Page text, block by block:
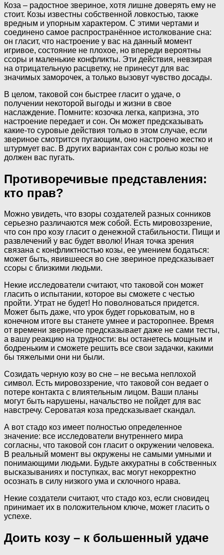
Коза – радостное звериное, хотя лишне доверять ему не
стоит. Козы известны собственной ловкостью, также
вредным и упорным характером. С этими чертами и
соединено самое распространённое истолкование сна:
он гласит, что настроение у вас на данный момент
игривое, состояние не плохое, но впереди вероятны
ссоры и маленькие конфликты. Эти действия, невзирая
на отрицательную расцветку, не принесут для вас
значимых заморочек, а только вызовут чувство досады.
В целом, таковой сон быстрее гласит о удаче, о
получении некоторой выгоды и жизни в свое
наслаждение. Помните: козочка легка, капризна, это
настроение передает и сон. Он может предсказывать
какие-то суровые действия только в этом случае, если
звериное смотрится пугающим, оно настроено жестко и
штурмует вас. В других вариантах сон с ролью козы не
должен вас пугать.
Противоречивые представления:
кто прав?
Можно увидеть, что взоры создателей разных сонников
серьезно различаются меж собой. Есть мировоззрение,
что сон про козу гласит о денежной стабильности. Пищи и
развлечений у вас будет вволю! Иная точка зрения
связана с конфликтностью козы, ее умением бодаться:
может быть, явившееся во сне звериное предсказывает
ссоры с близкими людьми.
Некие исследователи считают, что таковой сон может
гласить о испытании, которое вы сможете с честью
пройти. Утрат не будет! Но поволноваться придется.
Может быть даже, что урок будет горьковатым, но в
конечном итоге вы станете умнее и расторопнее. Время
от времени звериное предсказывает даже не сами тесты,
а вашу реакцию на трудности: вы останетесь мощным и
бодреньким и сможете решить все свои задачки, какими
бы тяжелыми они ни были.
Созидать черную козу во сне – не весьма неплохой
символ. Есть мировоззрение, что таковой сон ведает о
потере контакта с влиятельным лицом. Ваши планы
могут быть нарушены, начальство не пойдет для вас
навстречу. Сероватая коза предсказывает скандал.
А вот стадо коз имеет полностью определенное
значение: все исследователи внутреннего мира
согласны, что таковой сон гласит о окружении человека.
В реальный момент вы окружены не самыми умными и
понимающими людьми. Будьте аккуратны в собственных
высказываниях и поступках, вас могут некорректно
осознать в силу низкого ума и склочного нрава.
Некие создатели считают, что стадо коз, если сновидец
принимает их в положительном ключе, может гласить о
успехе.
Доить козу – к большенный удаче